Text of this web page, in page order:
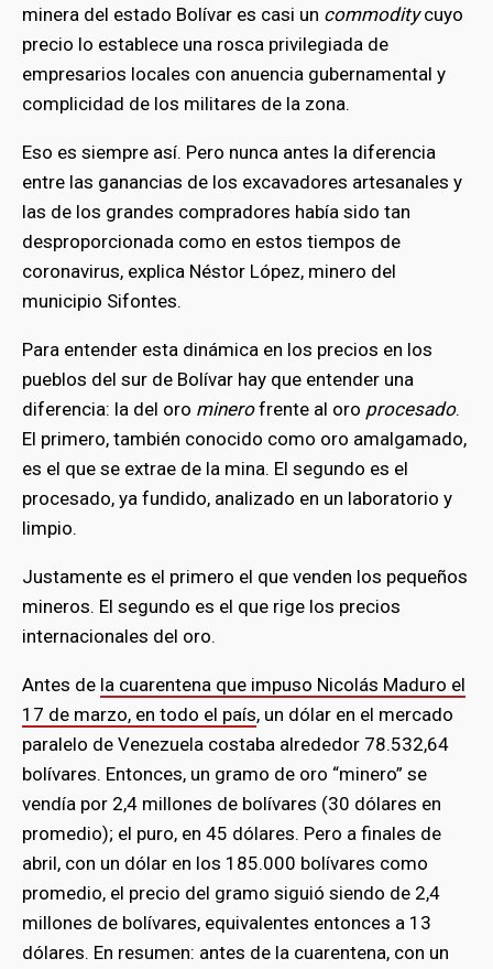
minera del estado Bolívar es casi un commoditycuyo
precio lo establece una rosca privilegiada de
empresarios locales con anuencia gubernamental y
complicidad de los militares de la zona.
Eso es siempre así. Pero nunca antes la diferencia
entre las ganancias de los excavadores artesanales y
las de los grandes compradores había sido tan
desproporcionada como en estos tiempos de
coronavirus, explica Néstor López, minero del
municipio Sifontes.
Para entender esta dinámica en los precios en los
pueblos del sur de Bolívar hay que entender una
diferencia: la del oro minerofrente al oro procesado.
El primero, también conocido como oro amalgamado,
es el que se extrae de la mina. El segundo es el
procesado, ya fundido, analizado en un laboratorio y
limpio.
Justamente es el primero el que venden los pequeños
mineros. El segundo es el que rige los precios
internacionales del oro.
Antes de la cuarentena que impuso Nicolás Maduro el
17 de marzo, en todo el país, un dólar en el mercado
paralelo de Venezuela costaba alrededor 78.532,64
bolívares. Entonces, un gramo de oro “minero” se
vendía por 2,4 millones de bolívares (30 dólares en
promedio); el puro, en 45 dólares. Pero a finales de
abril, con un dólar en los 185.000 bolívares como
promedio, el precio del gramo siguió siendo de 2,4
millones de bolívares, equivalentes entonces a 13
dólares. En resumen: antes de la cuarentena, con un